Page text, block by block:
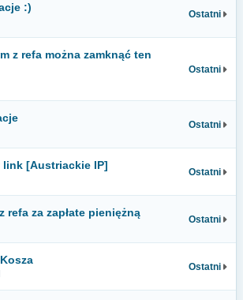
:)
Ostatni
z refa można zamknąć ten
Ostatni
Ostatni
link [Austriackie IP]
Ostatni
refa za zapłate pieniężną
Ostatni
Ostatni